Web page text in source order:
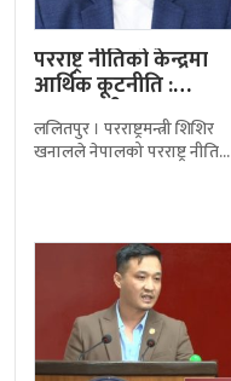
परराष्ट्र नीतिको केन्द्रमा
आर्थिक कूटनीति :
परराष्ट्रमन्त्री खनाल
ललितपुर । परराष्ट्रमन्त्री शिशिर
खनालले नेपालको परराष्ट्र नीतिको